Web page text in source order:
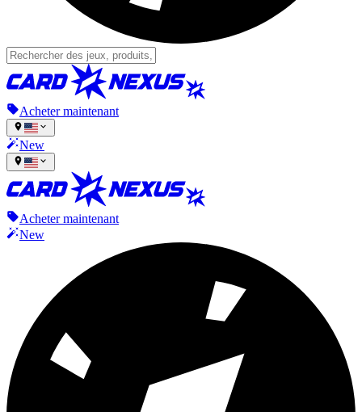
Acheter maintenant
New
Acheter maintenant
New